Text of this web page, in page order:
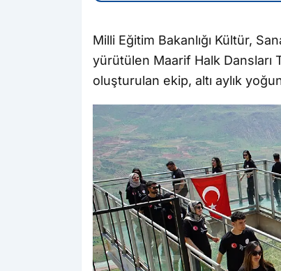
Milli Eğitim Bakanlığı Kültür,
yürütülen Maarif Halk Dansları
oluşturulan ekip, altı aylık